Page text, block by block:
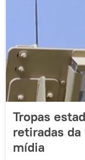
Tropas
retiradas
mídia